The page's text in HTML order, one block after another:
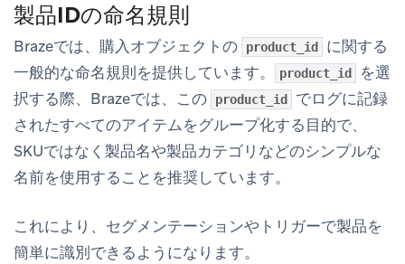
製品IDの命名規則
Brazeでは、購入オブジェクトの product_id
に関する
一般的な命名規則を提供しています。
product_id
を選
択する際、Brazeでは、この
product_id
でログに記録
されたすべてのアイテムをグループ化する目的で、
SKUではなく製品名や製品カテゴリなどのシンプルな
名前を使用することを推奨しています。
これにより、セグメンテーションやトリガーで製品を
簡単に識別できるようになります。